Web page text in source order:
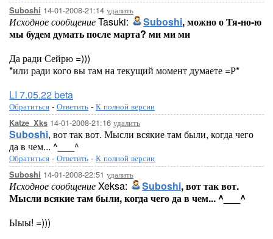
Suboshi 14-01-2008-21:14 удалить
Исходное сообщениеTasuki: Suboshi, можно о Тя-но-ю
мы будем думать после марта? ми ми ми
Да ради Сейрю =)))
*или ради кого вы там на текущий момент думаете =Р*
LI 7.05.22 beta
Обратиться - Ответить - К полной версии
Katze_Xks 14-01-2008-21:16 удалить
Suboshi, вот так вот. Мысли всякие там были, когда чего
да в чем... ^___^
Обратиться - Ответить - К полной версии
Suboshi 14-01-2008-22:51 удалить
Исходное сообщениеXeksa: Suboshi, вот так вот.
Мысли всякие там были, когда чего да в чем... ^___^
Ыыы! =)))